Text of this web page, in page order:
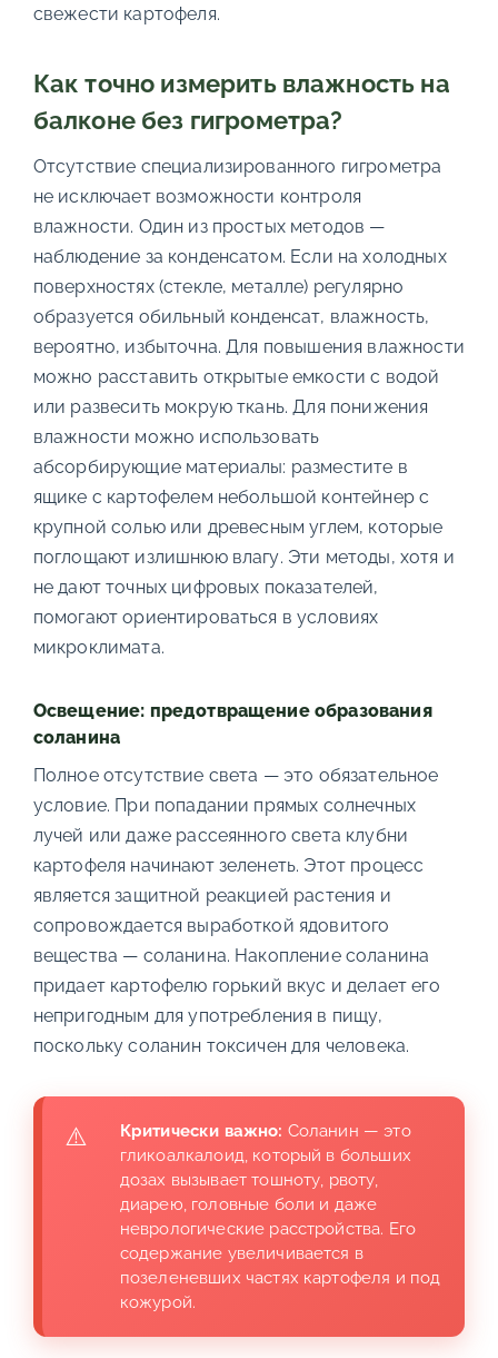
свежести картофеля.
Как точно измерить влажность на
балконе без гигрометра?
Отсутствие специализированного гигрометра
не исключает возможности контроля
влажности. Один из простых методов —
наблюдение за конденсатом. Если на холодных
поверхностях (стекле, металле) регулярно
образуется обильный конденсат, влажность,
вероятно, избыточна. Для повышения влажности
можно расставить открытые емкости с водой
или развесить мокрую ткань. Для понижения
влажности можно использовать
абсорбирующие материалы: разместите в
ящике с картофелем небольшой контейнер с
крупной солью или древесным углем, которые
поглощают излишнюю влагу. Эти методы, хотя и
не дают точных цифровых показателей,
помогают ориентироваться в условиях
микроклимата.
Освещение: предотвращение образования
соланина
Полное отсутствие света — это обязательное
условие. При попадании прямых солнечных
лучей или даже рассеянного света клубни
картофеля начинают зеленеть. Этот процесс
является защитной реакцией растения и
сопровождается выработкой ядовитого
вещества — соланина. Накопление соланина
придает картофелю горький вкус и делает его
непригодным для употребления в пищу,
поскольку соланин токсичен для человека.
Критически важно: Соланин — это
гликоалкалоид, который в больших
дозах вызывает тошноту, рвоту,
диарею, головные боли и даже
неврологические расстройства. Его
содержание увеличивается в
позеленевших частях картофеля и под
кожурой.